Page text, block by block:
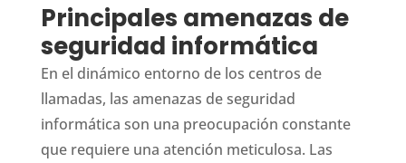
Principales amenazas de
seguridad informática
En el dinámico entorno de los centros de
llamadas, las amenazas de seguridad
informática son una preocupación constante
que requiere una atención meticulosa. Las